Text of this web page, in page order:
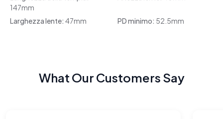
147mm
Larghezza lente: 47mm PD minimo: 52.5mm
What Our Customers Say